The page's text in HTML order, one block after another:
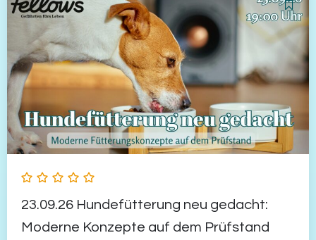
23.09.26 Hundefütterung neu gedacht:
Moderne Konzepte auf dem Prüfstand